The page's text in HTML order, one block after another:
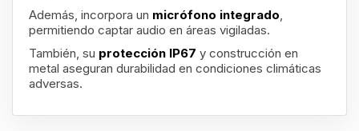
Además, incorpora un micrófono integrado,
permitiendo captar audio en áreas vigiladas.
También, su protección IP67 y construcción en
metal aseguran durabilidad en condiciones climáticas
adversas.